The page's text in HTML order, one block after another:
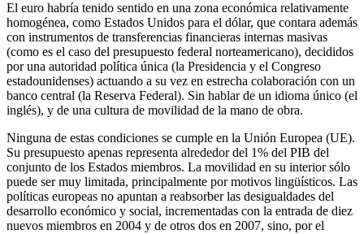
El euro habría tenido sentido en una zona económica relativamente
homogénea, como Estados Unidos para el dólar, que contara además
con instrumentos de transferencias financieras internas masivas
(como es el caso del presupuesto federal norteamericano), decididos
por una autoridad política única (la Presidencia y el Congreso
estadounidenses) actuando a su vez en estrecha colaboración con un
banco central (la Reserva Federal). Sin hablar de un idioma único (el
inglés), y de una cultura de movilidad de la mano de obra.
Ninguna de estas condiciones se cumple en la Unión Europea (UE).
Su presupuesto apenas representa alrededor del 1% del PIB del
conjunto de los Estados miembros. La movilidad en su interior sólo
puede ser muy limitada, principalmente por motivos lingüísticos. Las
políticas europeas no apuntan a reabsorber las desigualdades del
desarrollo económico y social, incrementadas con la entrada de diez
nuevos miembros en 2004 y de otros dos en 2007, sino, por el